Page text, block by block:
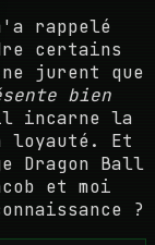
rappelé
certains
jurent que
bien
incarne la
loyauté. Et
Dragon Ball
et moi
?